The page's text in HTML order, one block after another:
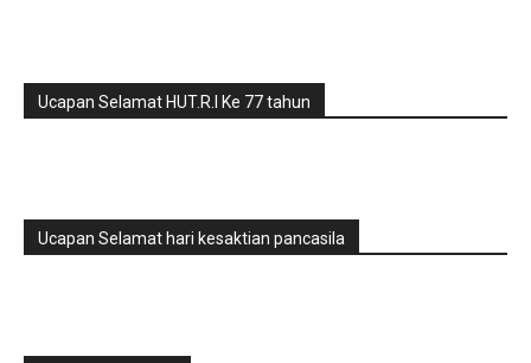
Ucapan Selamat HUT.R.I Ke 77 tahun
Ucapan Selamat hari kesaktian pancasila